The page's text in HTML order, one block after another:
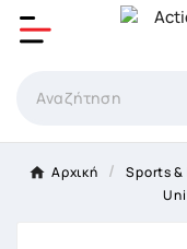
Αρχική Sports
Δημιουργία
Όνομα Λίστα επιθυμιτών